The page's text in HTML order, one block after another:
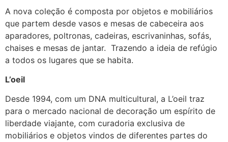
A nova coleção é composta por objetos e mobiliários
que partem desde vasos e mesas de cabeceira aos
aparadores, poltronas, cadeiras, escrivaninhas, sofás,
chaises e mesas de jantar. Trazendo a ideia de refúgio
a todos os lugares que se habita.
L’oeil
Desde 1994, com um DNA multicultural, a L’oeil traz
para o mercado nacional de decoração um espírito de
liberdade viajante, com curadoria exclusiva de
mobiliários e objetos vindos de diferentes partes do